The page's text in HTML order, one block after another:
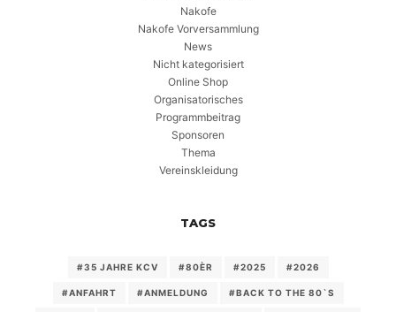
Nakofe
Nakofe Vorversammlung
News
Nicht kategorisiert
Online Shop
Organisatorisches
Programmbeitrag
Sponsoren
Thema
Vereinskleidung
TAGS
#35 JAHRE KCV #80ÈR #2025 #2026
#ANFAHRT #ANMELDUNG #BACK TO THE 80`S